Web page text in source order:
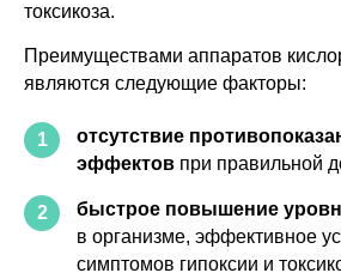
токсикоза.
Преимуществами аппаратов
являются следующие факторы:
1
отсутствие
эффектов при правильной
2
быстрое повышение
в организме, эффективное
симптомов гипоксии и
ДЛЯ КЛИЕНТА
КОНТАКТЫ
Калитниковская, 26/27с1
+7 (495) 129-51-70
info@o203.ru